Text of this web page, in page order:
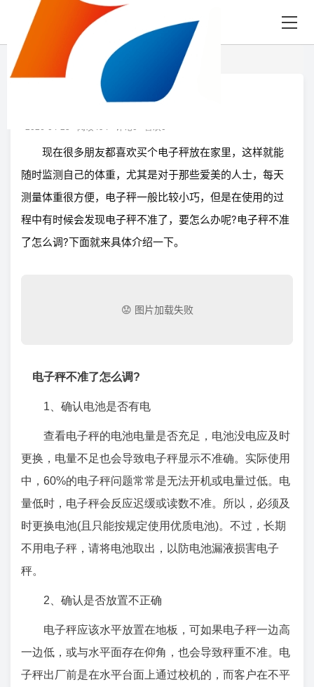
首页
小米秤不准怎么调
2026-04-25 阅读494 评论0 喜欢0
现在很多朋友都喜欢买个电子秤放在家里，这样就能
随时监测自己的体重，尤其是对于那些爱美的人士，每天
测量体重很方便，电子秤一般比较小巧，但是在使用的过
程中有时候会发现电子秤不准了，要怎么办呢?电子秤不准
了怎么调?下面就来具体介绍一下。
电子秤不准了怎么调?
1、确认电池是否有电
查看电子秤的电池电量是否充足，电池没电应及时
更换，电量不足也会导致电子秤显示不准确。实际使用
中，60%的电子秤问题常常是无法开机或电量过低。电
量低时，电子秤会反应迟缓或读数不准。所以，必须及
时更换电池(且只能按规定使用优质电池)。不过，长期
不用电子秤，请将电池取出，以防电池漏液损害电子
秤。
2、确认是否放置不正确
电子秤应该水平放置在地板，可如果电子秤一边高
一边低，或与水平面存在仰角，也会导致秤重不准。电
子秤出厂前是在水平台面上通过校机的，而客户在不平